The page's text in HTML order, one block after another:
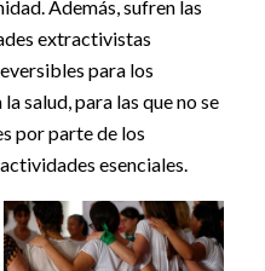
Además, sufren las
extractivistas
para los
salud, para las que no se
por parte de los
esenciales.